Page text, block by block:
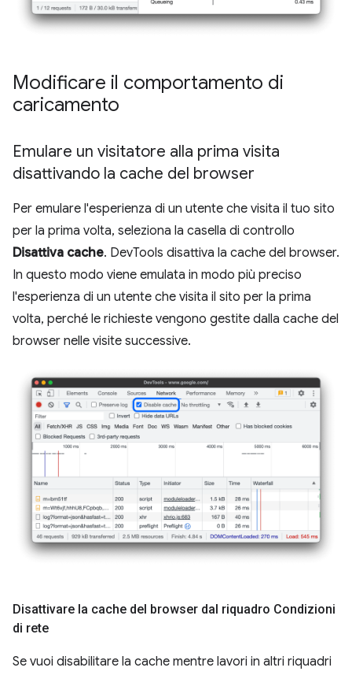
Modificare il comportamento di
caricamento
Emulare un visitatore alla prima visita
disattivando la cache del browser
Per emulare l'esperienza di un utente che visita il tuo sito
per la prima volta, seleziona la casella di controllo
Disattiva cache. DevTools disattiva la cache del browser.
In questo modo viene emulata in modo più preciso
l'esperienza di un utente che visita il sito per la prima
volta, perché le richieste vengono gestite dalla cache del
browser nelle visite successive.
Disattivare la cache del browser dal riquadro Condizioni
di rete
Se vuoi disabilitare la cache mentre lavori in altri riquadri